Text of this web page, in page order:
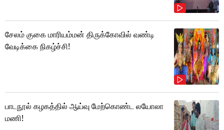
சேலம் குகை மாரியம்மன் திருக்கோவில் வண்டி
வேடிக்கை நிகழ்ச்சி!
பாடநூல் கழகத்தில் ஆய்வு மேற்கொண்ட லயோலா
மணி!